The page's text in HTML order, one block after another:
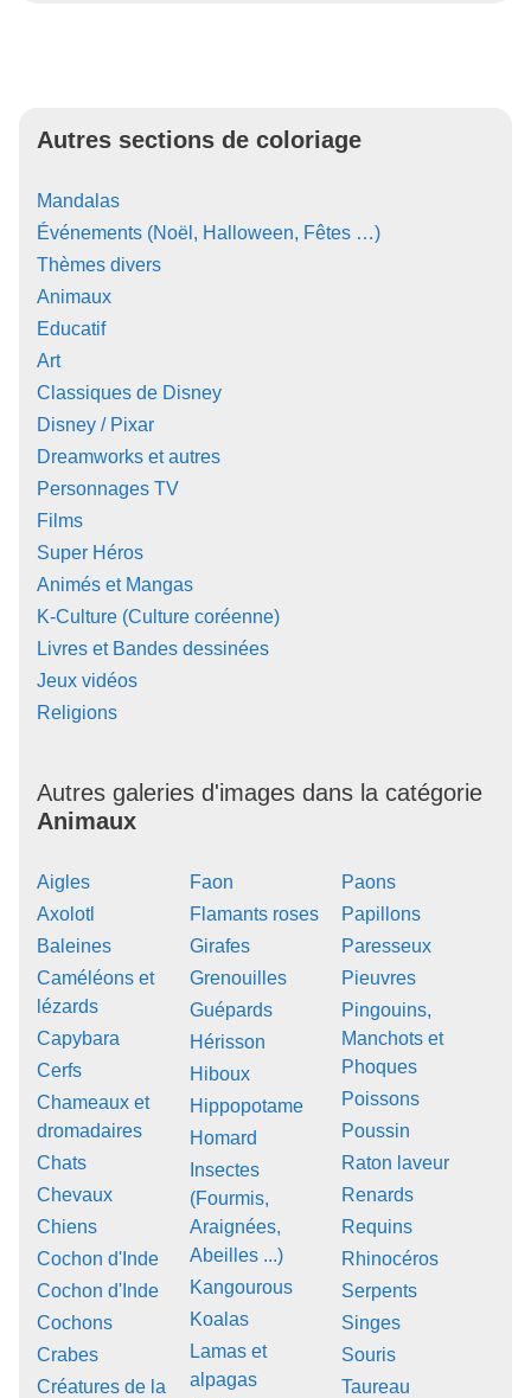
Autres sections de coloriage
Mandalas
Événements (Noël, Halloween, Fêtes …)
Thèmes divers
Animaux
Educatif
Art
Classiques de Disney
Disney / Pixar
Dreamworks et autres
Personnages TV
Films
Super Héros
Animés et Mangas
K-Culture (Culture coréenne)
Livres et Bandes dessinées
Jeux vidéos
Religions
Autres galeries d'images dans la catégorie
Animaux
Aigles
Axolotl
Baleines
Caméléons et
lézards
Capybara
Cerfs
Chameaux et
dromadaires
Chats
Chevaux
Chiens
Cochon d'Inde
Cochon d'Inde
Cochons
Crabes
Créatures de la
Faon
Flamants roses
Girafes
Grenouilles
Guépards
Hérisson
Hiboux
Hippopotame
Homard
Insectes
(Fourmis,
Araignées,
Abeilles ...)
Kangourous
Koalas
Lamas et
alpagas
Paons
Papillons
Paresseux
Pieuvres
Pingouins,
Manchots et
Phoques
Poissons
Poussin
Raton laveur
Renards
Requins
Rhinocéros
Serpents
Singes
Souris
Taureau